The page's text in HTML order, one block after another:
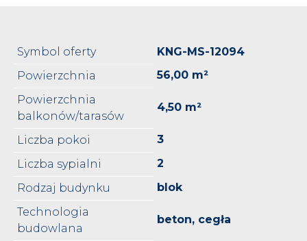
Symbol oferty
KNG-MS-12094
Powierzchnia
56,00 m²
Powierzchnia
balkonów/tarasów
4,50 m²
Liczba pokoi
3
Liczba sypialni
2
Rodzaj budynku
blok
Technologia
budowlana
beton, cegła